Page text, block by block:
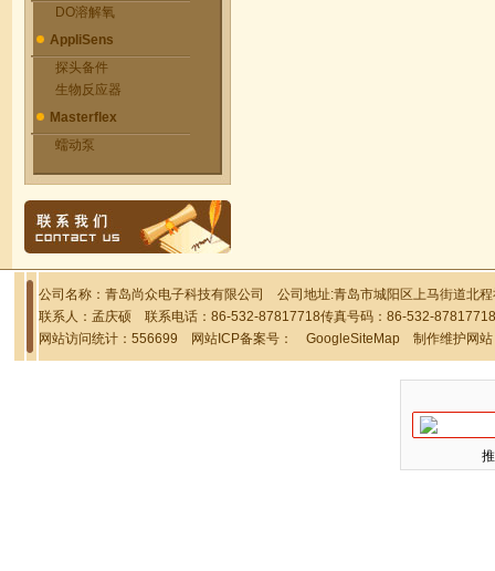
DO溶解氧
AppliSens
探头备件
生物反应器
Masterflex
蠕动泵
公司名称：青岛尚众电子科技有限公司 公司地址:青岛市城阳区上马街道北
联系人：孟庆硕 联系电话：86-532-87817718传真号码：86-532-
网站访问统计：556699 网站ICP备案号： GoogleSiteMap 制作维护网站